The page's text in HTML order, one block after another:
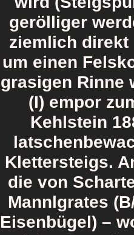
gerölliger
ziemlich direkt
um einen
grasigen Rinne
(I) empor
Kehlstein
Klettersteigs.
die von
Mannlgrates
Eisenbügel) –